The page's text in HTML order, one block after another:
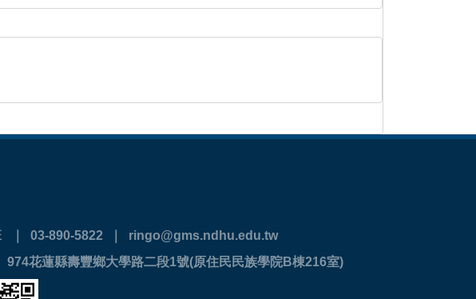
｜ 03-890-5822 ｜ ringo@gms.ndhu.edu.tw
花蓮縣壽豐鄉大學路二段1號(原住民民族學院B棟216室)